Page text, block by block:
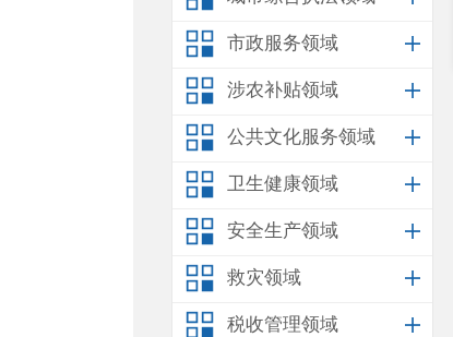
市政服务领域
涉农补贴领域
公共文化服务领域
卫生健康领域
安全生产领域
救灾领域
税收管理领域